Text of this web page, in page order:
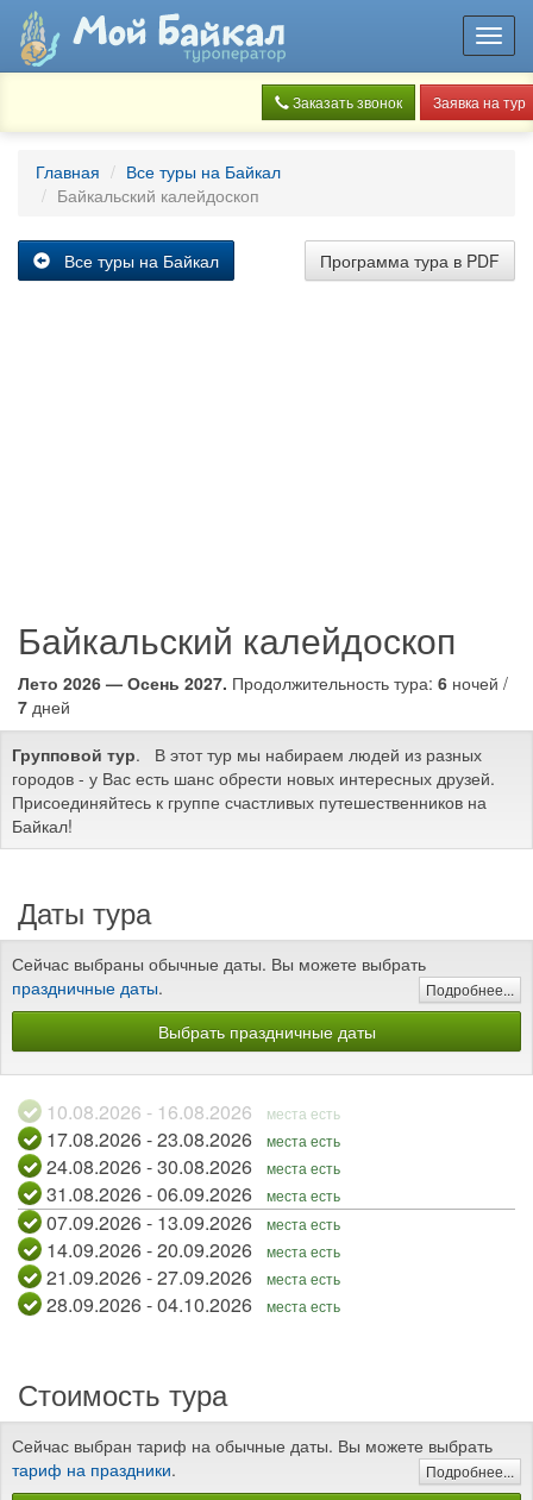
Заказать звонок Заявка на тур
Главная
Все туры на Байкал
Байкальский калейдоскоп
Программа тура в PDF
Все туры на Байкал
Байкальский калейдоскоп
Лето 2026 — Осень 2027. Продолжительность тура: 6 ночей /
7 дней
Групповой тур. В этот тур мы набираем людей из разных
городов - у Вас есть шанс обрести новых интересных друзей.
Присоединяйтесь к группе счастливых путешественников на
Байкал!
Даты тура
Сейчас выбраны обычные даты. Вы можете выбрать
праздничные даты. Подробнее...
Выбрать праздничные даты
10.08.2026 - 16.08.2026 места есть
17.08.2026 - 23.08.2026 места есть
24.08.2026 - 30.08.2026 места есть
31.08.2026 - 06.09.2026 места есть
07.09.2026 - 13.09.2026 места есть
14.09.2026 - 20.09.2026 места есть
21.09.2026 - 27.09.2026 места есть
28.09.2026 - 04.10.2026 места есть
Стоимость тура
Сейчас выбран тариф на обычные даты. Вы можете выбрать
тариф на праздники. Подробнее...